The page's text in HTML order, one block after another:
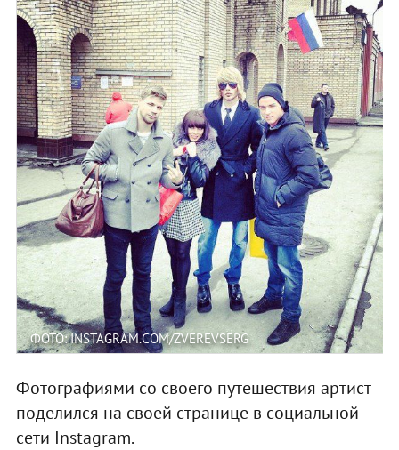
ФОТО: INSTAGRAM.COM/ZVEREVSERG
Фотографиями со своего путешествия артист
поделился на своей странице в социальной
сети Instagram.